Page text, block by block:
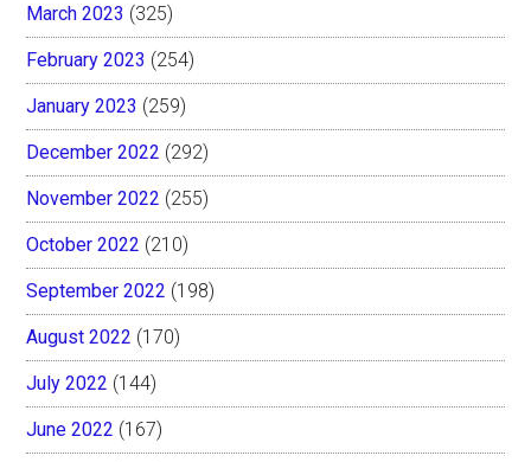
March 2023 (325)
February 2023 (254)
January 2023 (259)
December 2022 (292)
November 2022 (255)
October 2022 (210)
September 2022 (198)
August 2022 (170)
July 2022 (144)
June 2022 (167)